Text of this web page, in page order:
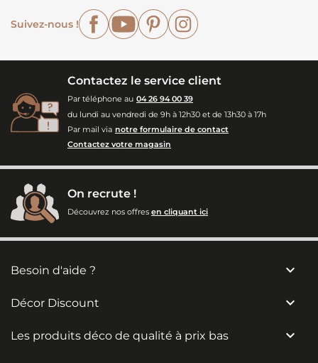
Suivez-nous !
FacebookYouTubePinterest
Contactez le service client
Par téléphone au 04 26 94 00 39
du lundi au vendredi de 9h à 12h30 et de 13h30 à 17h
Par mail via notre formulaire de contact
Contactez votre magasin
On recrute !
Découvrez nos offres en cliquant ici
Besoin d'aide ? 
Décor Discount 
Les produits déco de qualité à prix bas 